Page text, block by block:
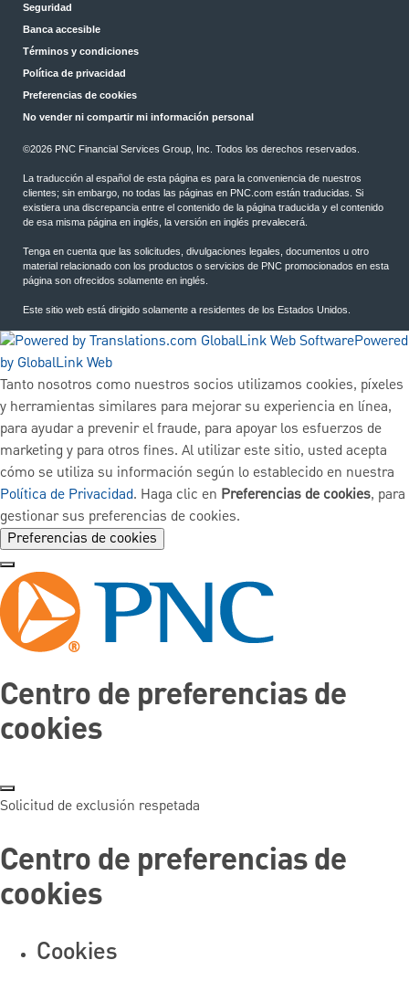
Seguridad
Banca accesible
Términos y condiciones
Política de privacidad
Preferencias de cookies
No vender ni compartir mi información personal
©2026 PNC Financial Services Group, Inc. Todos los derechos reservados.
La traducción al español de esta página es para la conveniencia de nuestros
clientes; sin embargo, no todas las páginas en PNC.com están traducidas. Si
existiera una discrepancia entre el contenido de la página traducida y el contenido
de esa misma página en inglés, la versión en inglés prevalecerá.
Tenga en cuenta que las solicitudes, divulgaciones legales, documentos u otro
material relacionado con los productos o servicios de PNC promocionados en esta
página son ofrecidos solamente en inglés.
Este sitio web está dirigido solamente a residentes de los Estados Unidos.
Powered
by GlobalLink Web
Tanto nosotros como nuestros socios utilizamos cookies, píxeles
y herramientas similares para mejorar su experiencia en línea,
para ayudar a prevenir el fraude, para apoyar los esfuerzos de
marketing y para otros fines. Al utilizar este sitio, usted acepta
cómo se utiliza su información según lo establecido en nuestra
Política de Privacidad. Haga clic en Preferencias de cookies, para
gestionar sus preferencias de cookies.
Preferencias de cookies
Centro de preferencias de
cookies
Solicitud de exclusión respetada
Centro de preferencias de
cookies
Cookies